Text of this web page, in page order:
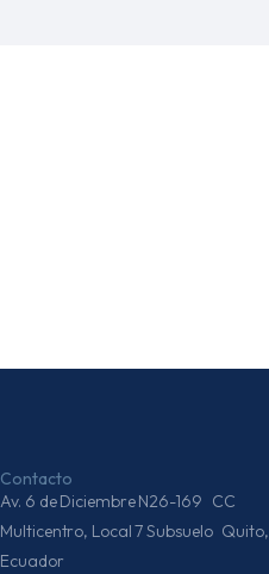
Contacto
Av. 6 de Diciembre N26-169 CC
Multicentro, Local 7 Subsuelo Quito,
Ecuador